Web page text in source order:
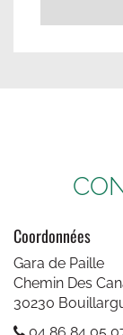
Coordonnées
Gara de Paille
Chemin Des
30230